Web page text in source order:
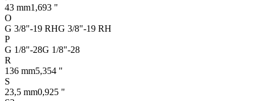
43 mm1,693 "
O
G 3/8"-19 RHG 3/8"-19 RH
P
G 1/8"-28G 1/8"-28
R
136 mm5,354 "
S
23,5 mm0,925 "